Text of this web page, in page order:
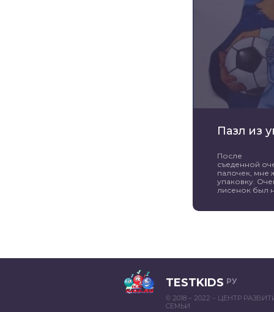
Пазл из
После
съеденной
палочек, мне
упаковку.
лисенок был
TESTKIDS РУ
© 2018 – 2022 – ЦЕНТР
СЕМЬИ